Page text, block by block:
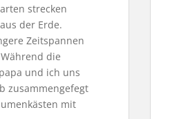
strecken
der Erde.
Zeitspannen
die
und ich uns
zusammengefegt
mit